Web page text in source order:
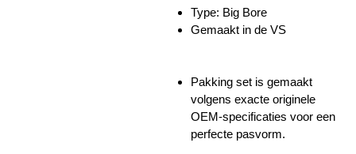
Type: Big Bore
Gemaakt in de VS
Pakking set is gemaakt
volgens exacte originele
OEM-specificaties voor een
perfecte pasvorm.